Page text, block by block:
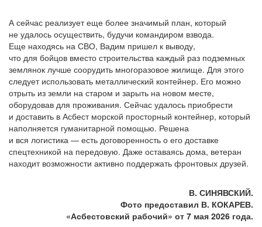
А сейчас реализует еще более значимый план, который
не удалось осуществить, будучи командиром взвода.
Еще находясь на СВО, Вадим пришел к выводу,
что для бойцов вместо строительства каждый раз подземных
землянок лучше соорудить многоразовое жилище. Для этого
следует использовать металлический контейнер. Его можно
отрыть из земли на старом и зарыть на новом месте,
оборудовав для проживания. Сейчас удалось приобрести
и доставить в Асбест морской просторный контейнер, который
наполняется гуманитарной помощью. Решена
и вся логистика — есть договоренность о его доставке
спецтехникой на передовую. Даже оставаясь дома, ветеран
находит возможности активно поддержать фронтовых друзей.
В. СИНЯВСКИЙ.
Фото предоставил В. КОКАРЕВ.
«Асбестовский рабочий» от 7 мая 2026 года.